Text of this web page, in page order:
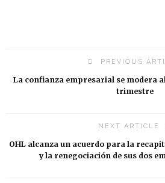
PREVIOUS
La confianza empresarial se modera
trimestre
NEXT ARTICLE
OHL alcanza un acuerdo para la
y la renegociación de sus dos